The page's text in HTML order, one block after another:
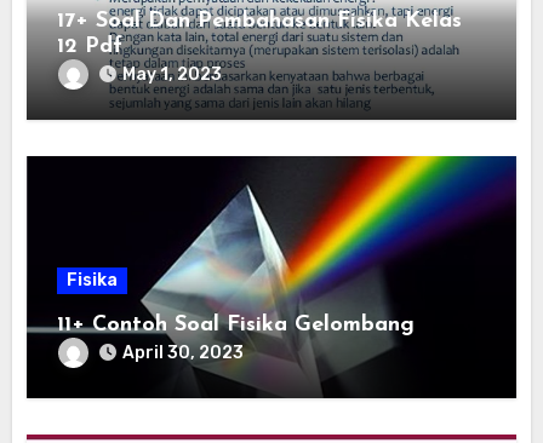
17+ Soal Dan Pembahasan Fisika Kelas
12 Pdf
May 1, 2023
Fisika
11+ Contoh Soal Fisika Gelombang
April 30, 2023